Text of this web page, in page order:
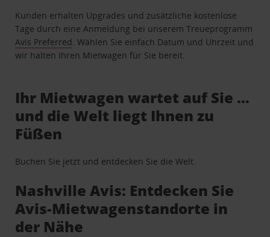
Kunden erhalten Upgrades und zusätzliche kostenlose
Tage durch eine Anmeldung bei unserem Treueprogramm
Avis Preferred . Wählen Sie einfach Datum und Uhrzeit und
wir halten Ihren Mietwagen für Sie bereit.
Ihr Mietwagen wartet auf Sie …
und die Welt liegt Ihnen zu
Füßen
Buchen Sie jetzt und entdecken Sie die Welt.
Nashville Avis: Entdecken Sie
Avis-Mietwagenstandorte in
der Nähe